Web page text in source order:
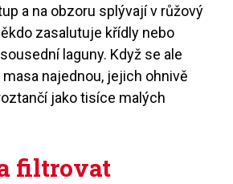
a na obzoru splývají v růžový
zasalutuje křídly nebo
laguny. Když se ale
najednou, jejich ohnivě
jako tisíce malých
filtrovat